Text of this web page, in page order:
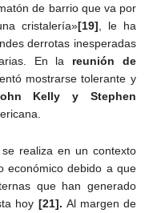
de barrio que va por
cristalería»[19] , le ha
derrotas inesperadas
En la reunión de
mostrarse tolerante y
Kelly y Stephen
se realiza en un contexto
económico debido a que
que han generado
hoy [21]. Al margen de